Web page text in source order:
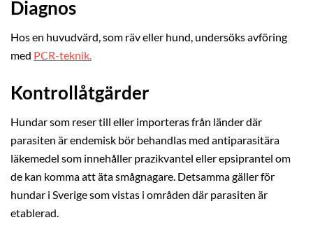
Diagnos
Hos en huvudvärd, som räv eller hund, undersöks avföring
med PCR-teknik.
Kontrollåtgärder
Hundar som reser till eller importeras från länder där
parasiten är endemisk bör behandlas med antiparasitära
läkemedel som innehåller prazikvantel eller epsiprantel om
de kan komma att äta smågnagare. Detsamma gäller för
hundar i Sverige som vistas i områden där parasiten är
etablerad.